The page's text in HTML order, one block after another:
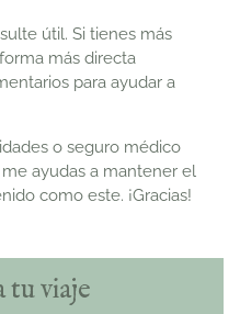
útil. Si tienes más
más directa
para ayudar a
o seguro médico
ayudas a mantener el
como este. ¡Gracias!
tu viaje